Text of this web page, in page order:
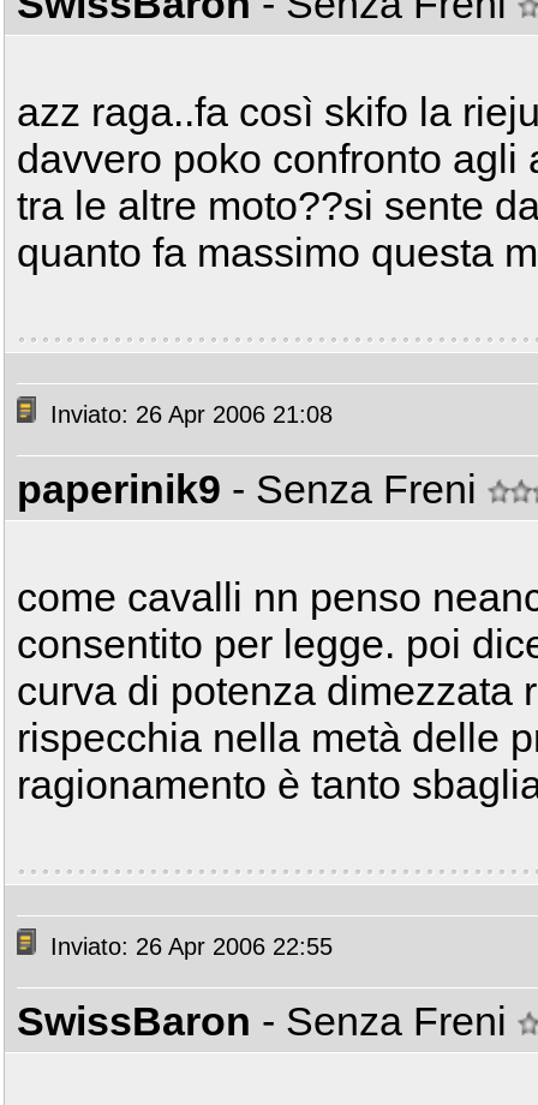
azz raga..fa così skifo la
davvero poko confronto agli
tra le altre moto??si sente
quanto fa massimo questa
Inviato: 26 Apr 2006 21:08
paperinik9 - Senza Freni
come cavalli nn penso
consentito per legge. poi
curva di potenza dimezzata
rispecchia nella metà delle
ragionamento è tanto
Inviato: 26 Apr 2006 22:55
SwissBaron - Senza Freni